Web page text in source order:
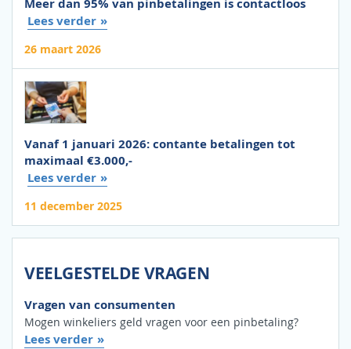
Lees verder
26 maart 2026
Vanaf 1 januari 2026: contante betalingen tot
maximaal €3.000,-
Lees verder
11 december 2025
VEELGESTELDE VRAGEN
Vragen van consumenten
Mogen winkeliers geld vragen voor een pinbetaling?
Lees verder